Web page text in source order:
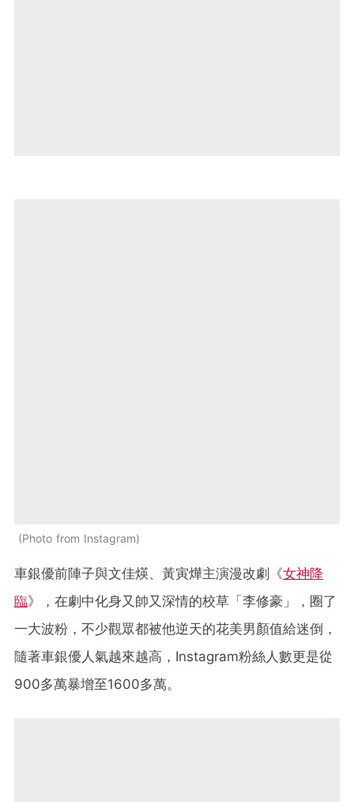
Photo from Instagram
車銀優前陣子與文佳煐、黃寅燁主演漫改劇《女神降
臨》，在劇中化身又帥又深情的校草「李修豪」，圈了
一大波粉，不少觀眾都被他逆天的花美男顏值給迷倒，
隨著車銀優人氣越來越高，Instagram粉絲人數更是從
900多萬暴增至1600多萬。